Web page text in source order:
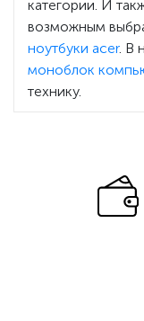
категории. И
возможным
ноутбуки acer. В
моноблок
технику.